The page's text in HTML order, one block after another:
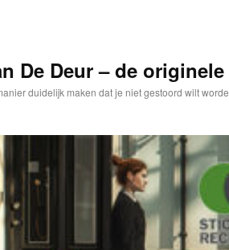
De Deur – de
duidelijk maken dat je niet gestoord wilt